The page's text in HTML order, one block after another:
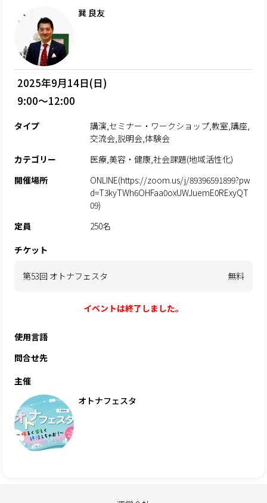
巽 良友
2025年9月14日(日)
9:00～12:00
タイプ
講演,セミナー・ワークショップ,教室,講座,
交流会,説明会,体験会
カテゴリー
医療,美容・健康,社会課題(地域活性化)
開催場所
ONLINE(https://zoom.us/j/89396591899?pw
d=T3kyTWh6OHFaa0oxUWJuemE0RExyQT
09)
定員
250名
チケット
第53回 オトナフェスタ 無料
イベントは終了しました。
使用言語
問合せ先
主催
オトナフェスタ